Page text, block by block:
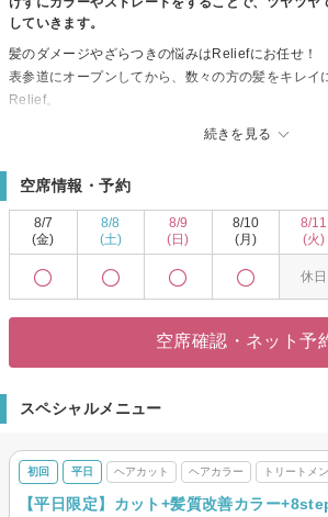
していきます。
続きを見る
髪のダメージやざらつきの悩みはReliefにお任せ！
表参道にオープンしてから、数々の方の髪をキレ
Relief。
お客様の髪質や求める仕上がりに合わせて調合する
ト』
で、あなたの髪を、自分史上最高の艶のある若く
あなたの髪に合わせた優しい薬剤、不足した栄養
ずしい髪へと改善していきます。
とても丁寧な技術になりますので、通常の美容室よ
これまでカラーをしてパサパサになったり、トリー
メニューが決まらない場合でも安心してご予約くだ
空席情報・予約
8/7
(金)
8/8
(土)
8/9
(日)
8/10
(月)
8/11
(火)
休日
空席確認・ネット予
スペシャルメニュー
初回 平日 ヘアカット ヘアカラー トリートメ
【平日限定】カット+髪質改善カラー